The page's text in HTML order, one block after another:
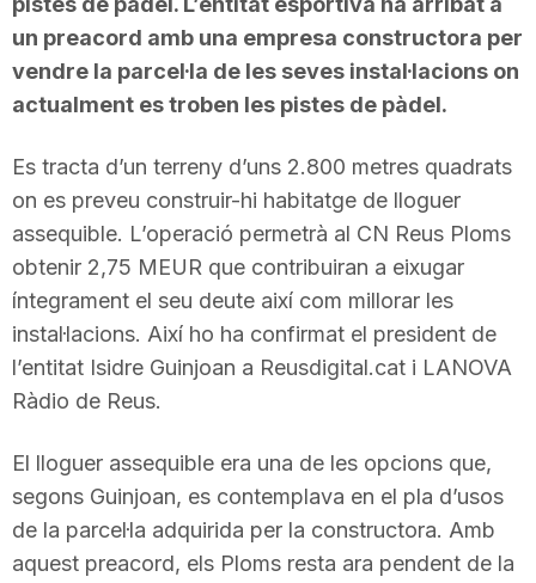
un preacord amb una empresa constructora per
vendre la parcel·la de les seves instal·lacions on
actualment es troben les pistes de pàdel.
Es tracta d’un terreny d’uns 2.800 metres quadrats
on es preveu construir-hi habitatge de lloguer
assequible. L’operació permetrà al CN Reus Ploms
obtenir 2,75 MEUR que contribuiran a eixugar
íntegrament el seu deute així com millorar les
instal·lacions. Així ho ha confirmat el president de
l’entitat Isidre Guinjoan a Reusdigital.cat i LANOVA
Ràdio de Reus.
El lloguer assequible era una de les opcions que,
segons Guinjoan, es contemplava en el pla d’usos
de la parcel·la adquirida per la constructora. Amb
aquest preacord, els Ploms resta ara pendent de la